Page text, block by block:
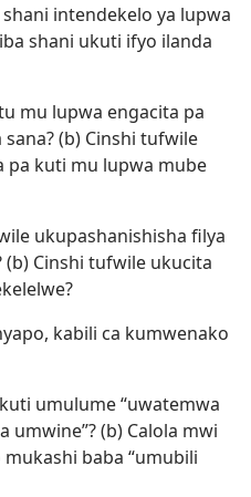
intendekelo ya lupwa
shani ukuti ifyo ilanda
mu lupwa engacita pa
(b) Cinshi tufwile
pa kuti mu lupwa mube
ukupashanishisha filya
(b) Cinshi tufwile ukucita
kabili ca kumwenako
umulume “uwatemwa
(b) Calola mwi
baba “umubili